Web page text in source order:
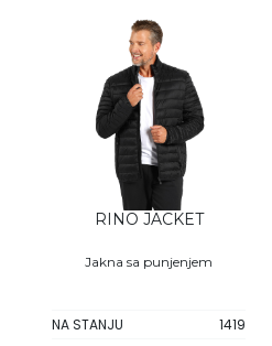
RINO JACKET
Jakna sa punjenjem
NA STANJU 1419